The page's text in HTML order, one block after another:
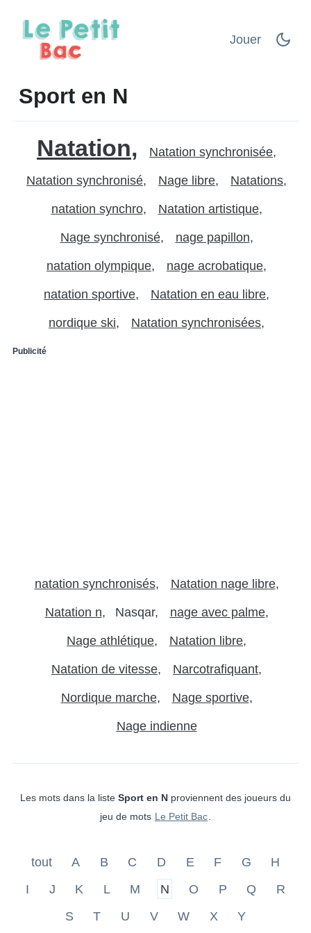
Jouer
Sport en N
Natation Natation synchronisée
Natation synchronisé Nage libre Natations
natation synchro Natation artistique
Nage synchronisé nage papillon
natation olympique nage acrobatique
natation sportive Natation en eau libre
nordique ski Natation synchronisées
Publicité
natation synchronisés Natation nage libre
Natation n Nasqar nage avec palme
Nage athlétique Natation libre
Natation de vitesse Narcotrafiquant
Nordique marche Nage sportive
Nage indienne
Les mots dans la liste Sport en N proviennent des joueurs du
jeu de mots Le Petit Bac
tout A B C D E F G
H
I
J K L M N O P Q
R
S
T U V W X Y